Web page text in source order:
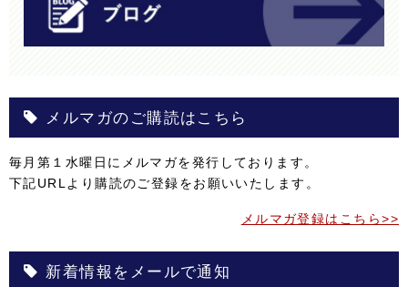
メルマガのご購読はこちら
毎月第１水曜日にメルマガを発行しております。
下記URLより購読のご登録をお願いいたします。
メルマガ登録はこちら>>
新着情報をメールで通知